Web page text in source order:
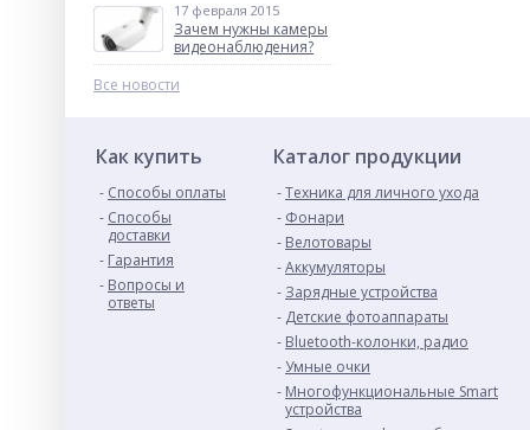
17 февраля 2015
Зачем нужны камеры
видеонаблюдения?
Все новости
Как купить
Способы оплаты
Способы
доставки
Гарантия
Вопросы и
ответы
Каталог продукции
Техника для личного ухода
Фонари
Велотовары
Аккумуляторы
Зарядные устройства
Детские фотоаппараты
Bluetooth-колонки, радио
Умные очки
Многофункциональные Smart
устройства